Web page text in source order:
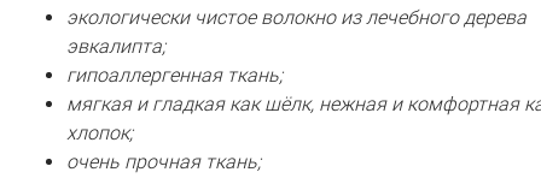
экологически чистое волокно из лечебного дерева
эвкалипта;
гипоаллергенная ткань;
мягкая и гладкая как шёлк, нежная и комфортная
хлопок;
очень прочная ткань;